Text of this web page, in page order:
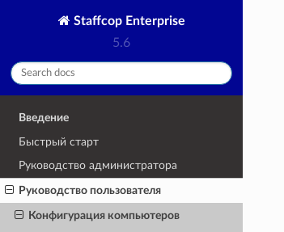
Staffcop Enterprise
5.6
Введение
Быстрый старт
Руководство администратора
Руководство пользователя
Конфигурация компьютеров